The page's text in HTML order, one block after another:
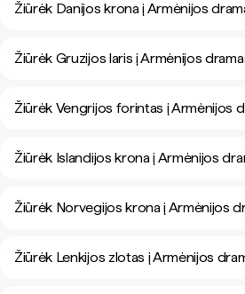
Žiūrėk Danijos krona į Armėnijos
Žiūrėk Gruzijos laris į Armėnijos
Žiūrėk Vengrijos forintas į Armėnijos
Žiūrėk Islandijos krona į Armėnijos
Žiūrėk Norvegijos krona į Armėnijos
Žiūrėk Lenkijos zlotas į Armėnijos